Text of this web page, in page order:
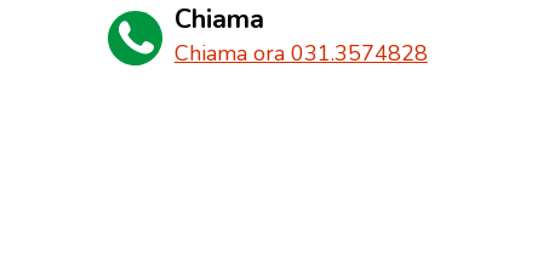
Chiama
Chiama ora 031.3574828